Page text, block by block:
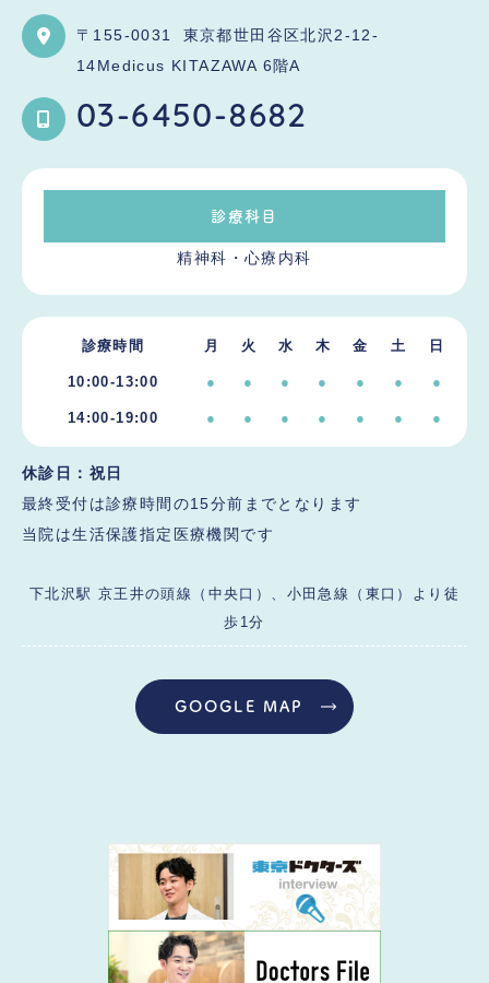
〒155-0031
東京都世田谷区北沢2-12-
14Medicus KITAZAWA 6階A
03-6450-8682
診療科目
精神科・心療内科
診療時間 月 火 水 木 金 土 日
10:00-13:00 ● ● ● ● ● ● ●
14:00-19:00 ● ● ● ● ● ● ●
休診日： 祝日
最終受付は診療時間の15分前までとなります
当院は生活保護指定医療機関です
下北沢駅 京王井の頭線（中央口）、小田急線（東口）より徒
歩1分
GOOGLE MAP